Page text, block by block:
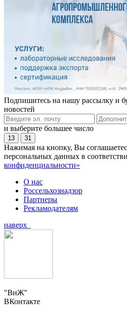
Подпишитесь на нашу рассылку и
новостей
и выберите большее число
13 31
Нажимая на кнопку, Вы
персональных данных в
конфиденциальности»
О нас
Россельхознадзор
Партнеры
Рекламодателям
наверх
"ВиЖ"
ВКонтакте